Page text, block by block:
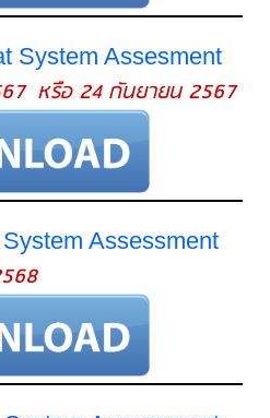
System Assesment
หรือ 24 กันยายน 2567
Assessment